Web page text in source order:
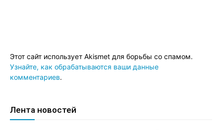
Этот сайт использует Akismet для борьбы со спамом.
Узнайте, как обрабатываются ваши данные
комментариев.
Лента новостей